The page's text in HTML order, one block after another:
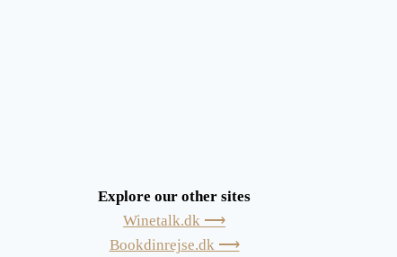
Explore our other sites
Winetalk.dk ⟶
Bookdinrejse.dk ⟶